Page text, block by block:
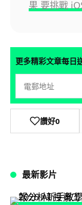
果 要挑戰
更多精彩文章每日
讚好0
最新影片